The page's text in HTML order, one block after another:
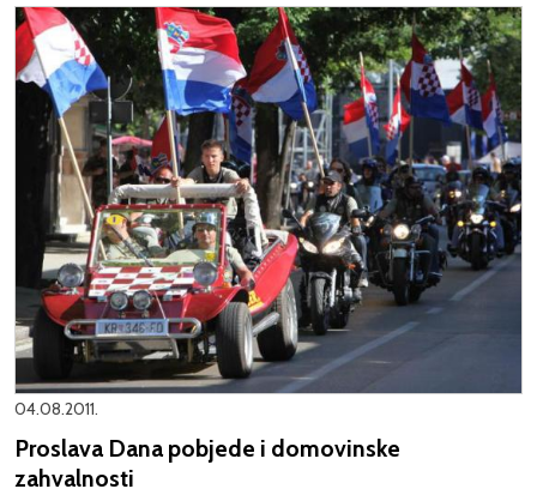
04.08.2011.
Proslava Dana pobjede i domovinske
zahvalnosti